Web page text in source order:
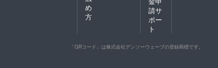
め
方
請サ
ポー
ト
「QRコード」は株式会社デンソーウェーブの登録商標です。